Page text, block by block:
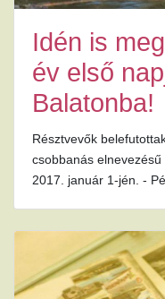
Idén is
év első
Balatonba!
Résztvevők
csobbanás
2017. január 1-jén. -